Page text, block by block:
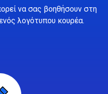
να σας βοηθήσουν στη
λογότυπου κουρέα.